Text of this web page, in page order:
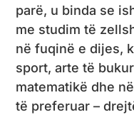
parë, u binda se
me studim të
në fuqinë e dijes,
sport, arte të
matematikë dhe
të preferuar –